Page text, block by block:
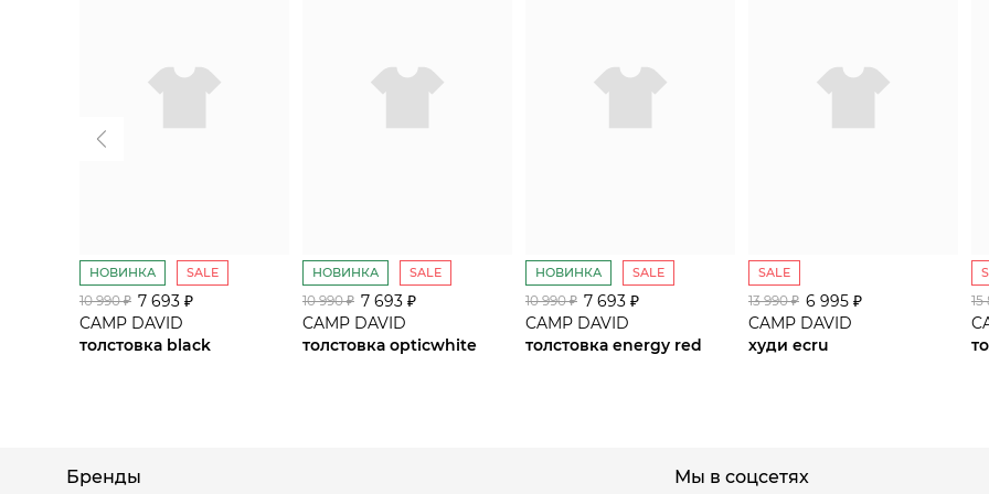
сайте СДЭК
НОВИНКА SALE
10 990 ₽ 7 693 ₽
CAMP DAVID
толстовка black
НОВИНКА SALE
10 990 ₽ 7 693 ₽
CAMP DAVID
толстовка opticwhite
НОВИНКА SALE
10 990 ₽ 7 693 ₽
CAMP DAVID
толстовка energy red
SALE
13 990 ₽ 6 995 ₽
CAMP DAVID
худи ecru
15
Бренды Мы в соцсетях